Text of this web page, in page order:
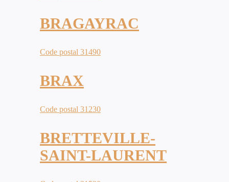
BRAGAYRAC
Code postal 31490
BRAX
Code postal 31230
BRETTEVILLE-
SAINT-LAURENT